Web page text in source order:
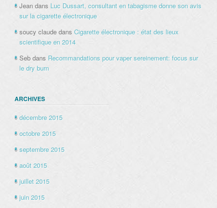
Jean dans Luc Dussart, consultant en tabagisme donne son avis
sur la cigarette électronique
soucy claude dans Cigarette électronique : état des lieux
scientifique en 2014
Seb dans Recommandations pour vaper sereinement: focus sur
le dry burn
ARCHIVES
décembre 2015
octobre 2015
septembre 2015
août 2015
juillet 2015
juin 2015